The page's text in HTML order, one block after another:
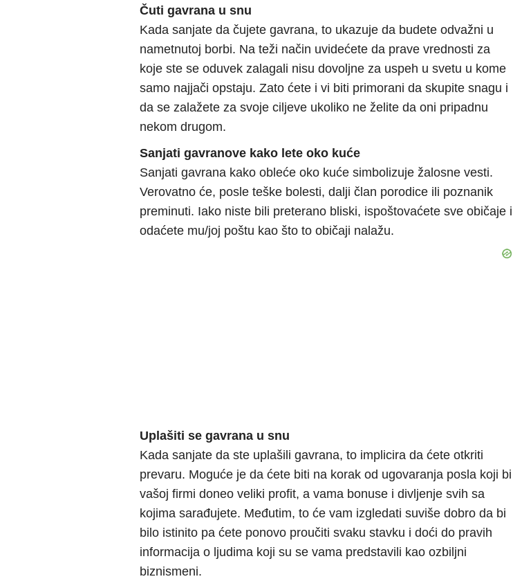
Čuti gavrana u snu
Kada sanjate da čujete gavrana, to ukazuje da budete odvažni u
nametnutoj borbi. Na teži način uvidećete da prave vrednosti za
koje ste se oduvek zalagali nisu dovoljne za uspeh u svetu u kome
samo najjači opstaju. Zato ćete i vi biti primorani da skupite snagu i
da se zalažete za svoje ciljeve ukoliko ne želite da oni pripadnu
nekom drugom.
Sanjati gavranove kako lete oko kuće
Sanjati gavrana kako obleće oko kuće simbolizuje žalosne vesti.
Verovatno će, posle teške bolesti, dalji član porodice ili poznanik
preminuti. Iako niste bili preterano bliski, ispoštovaćete sve običaje i
odaćete mu/joj poštu kao što to običaji nalažu.
Uplašiti se gavrana u snu
Kada sanjate da ste uplašili gavrana, to implicira da ćete otkriti
prevaru. Moguće je da ćete biti na korak od ugovaranja posla koji bi
vašoj firmi doneo veliki profit, a vama bonuse i divljenje svih sa
kojima sarađujete. Međutim, to će vam izgledati suviše dobro da bi
bilo istinito pa ćete ponovo proučiti svaku stavku i doći do pravih
informacija o ljudima koji su se vama predstavili kao ozbiljni
biznismeni.